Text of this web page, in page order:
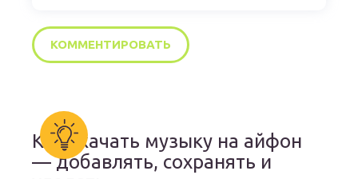
Как скачать музыку на айфон
— добавлять, сохранять и